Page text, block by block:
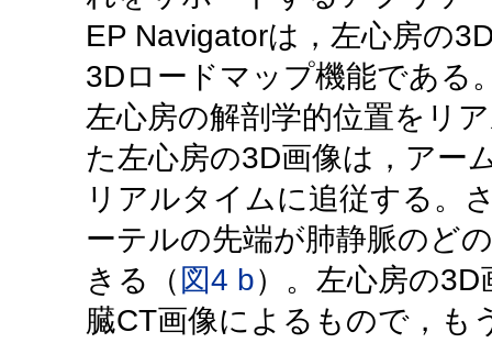
EP Navigatorは，左心房の
3Dロードマップ機能である
左心房の解剖学的位置をリ
た左心房の3D画像は，アー
リアルタイムに追従する。
ーテルの先端が肺静脈のど
きる（ 図4 b）。左心房の
臓CT画像によるもので，も